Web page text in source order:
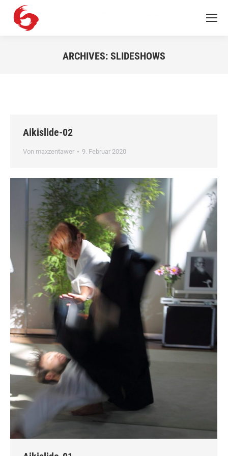
ARCHIVES: SLIDESHOWS
Aikislide-02
Von maxzentawer 9. Februar 2020